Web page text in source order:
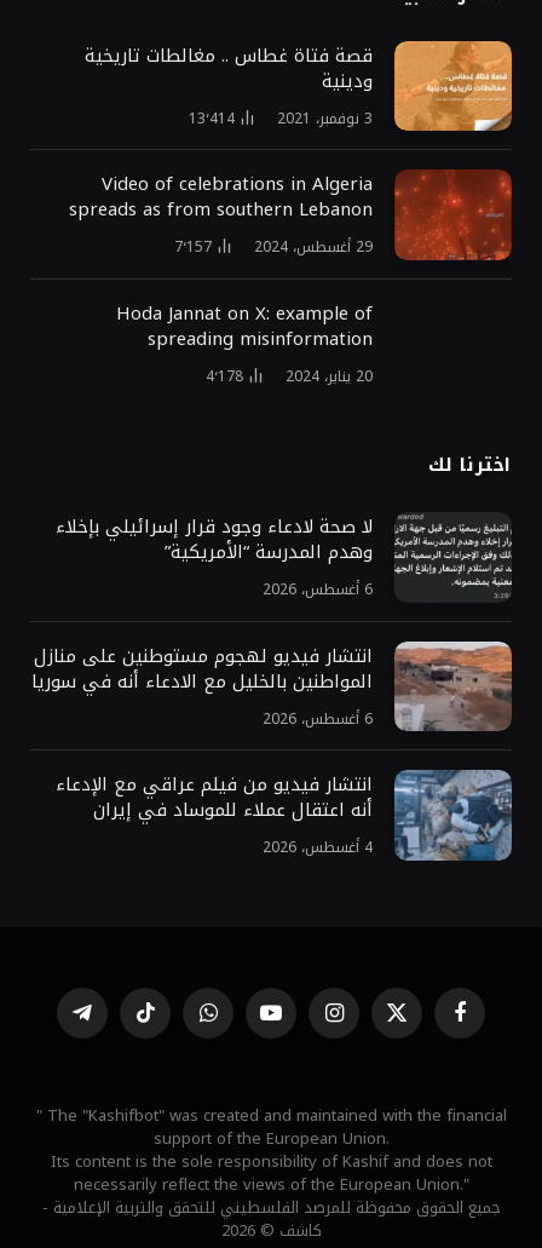
قصة فتاة غطاس .. مغالطات تاريخية
ودينية
3 نوفمبر، 2021 13٬414
Video of celebrations in Algeria
spreads as from southern Lebanon
29 أغسطس، 2024 7٬157
Hoda Jannat on X: example of
spreading misinformation
20 يناير، 2024 4٬178
اخترنا لك
لا صحة لادعاء وجود قرار إسرائيلي بإخلاء
وهدم المدرسة “الأمريكية”
6 أغسطس، 2026
انتشار فيديو لهجوم مستوطنين على منازل
المواطنين بالخليل مع الادعاء أنه في سوريا
6 أغسطس، 2026
انتشار فيديو من فيلم عراقي مع الإدعاء
أنه اعتقال عملاء للموساد في إيران
4 أغسطس، 2026
فيسبوك X
(Twitter)
الانستغراميوتيوب واتساب تيكتوك تيلقرام
" The "Kashifbot" was created and maintained with the financial
support of the European Union.
Its content is the sole responsibility of Kashif and does not
necessarily reflect the views of the European Union."
جميع الحقوق محفوظة للمرصد الفلسطيني للتحقق والتربية الإعلامية -
كاشف © 2026